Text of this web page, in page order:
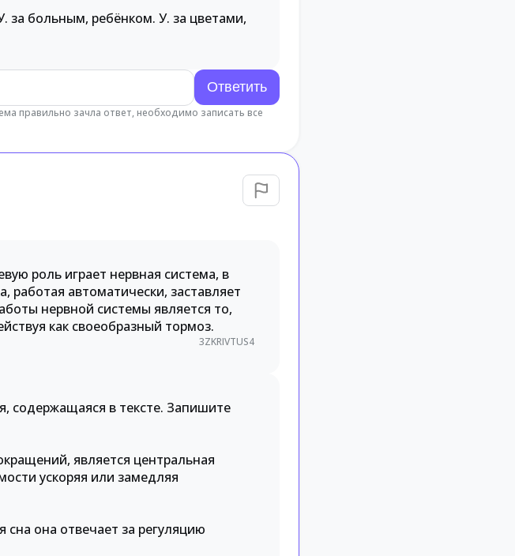
за больным, ребёнком. У. за цветами,
правильно зачла ответ, необходимо записать все
роль играет нервная система, в
автоматически, заставляет
нервной системы является то,
как своеобразный тормоз.
3ZKRIVTUS4
содержащаяся в тексте. Запишите
является центральная
ускоряя или замедляя
она отвечает за регуляцию